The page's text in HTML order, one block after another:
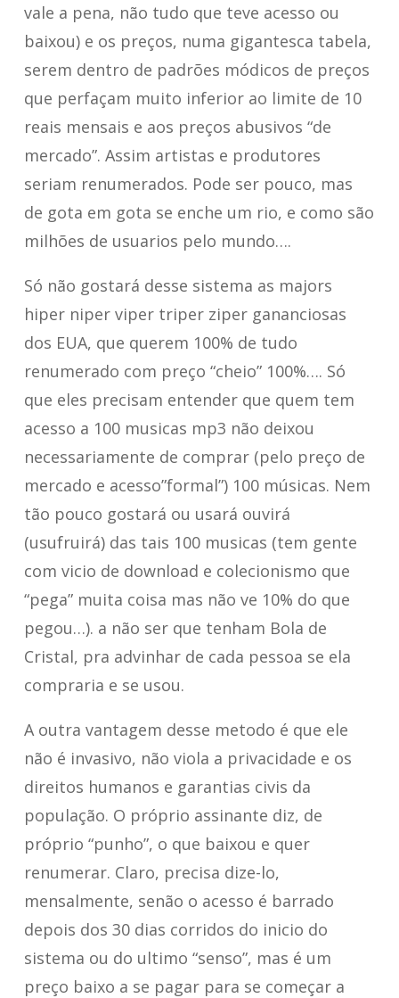
vale a pena, não tudo que teve acesso ou
baixou) e os preços, numa gigantesca tabela,
serem dentro de padrões módicos de preços
que perfaçam muito inferior ao limite de 10
reais mensais e aos preços abusivos “de
mercado”. Assim artistas e produtores
seriam renumerados. Pode ser pouco, mas
de gota em gota se enche um rio, e como são
milhões de usuarios pelo mundo….
Só não gostará desse sistema as majors
hiper niper viper triper ziper gananciosas
dos EUA, que querem 100% de tudo
renumerado com preço “cheio” 100%…. Só
que eles precisam entender que quem tem
acesso a 100 musicas mp3 não deixou
necessariamente de comprar (pelo preço de
mercado e acesso”formal”) 100 músicas. Nem
tão pouco gostará ou usará ouvirá
(usufruirá) das tais 100 musicas (tem gente
com vicio de download e colecionismo que
“pega” muita coisa mas não ve 10% do que
pegou…). a não ser que tenham Bola de
Cristal, pra advinhar de cada pessoa se ela
compraria e se usou.
A outra vantagem desse metodo é que ele
não é invasivo, não viola a privacidade e os
direitos humanos e garantias civis da
população. O próprio assinante diz, de
próprio “punho”, o que baixou e quer
renumerar. Claro, precisa dize-lo,
mensalmente, senão o acesso é barrado
depois dos 30 dias corridos do inicio do
sistema ou do ultimo “senso”, mas é um
preço baixo a se pagar para se começar a